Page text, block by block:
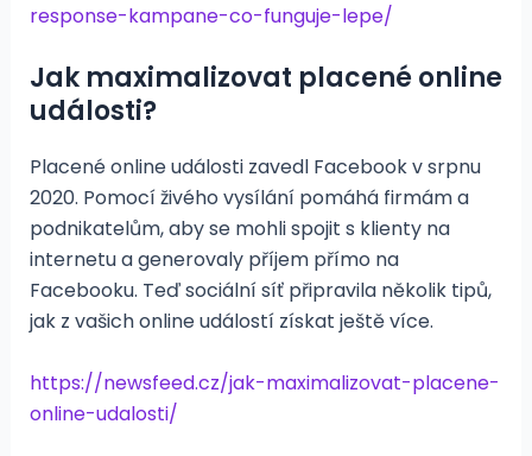
response-kampane-co-funguje-lepe/
Jak maximalizovat placené online
události?
Placené online události zavedl Facebook v srpnu
2020. Pomocí živého vysílání pomáhá firmám a
podnikatelům, aby se mohli spojit s klienty na
internetu a generovaly příjem přímo na
Facebooku. Teď sociální síť připravila několik tipů,
jak z vašich online událostí získat ještě více.
https://newsfeed.cz/jak-maximalizovat-placene-
online-udalosti/